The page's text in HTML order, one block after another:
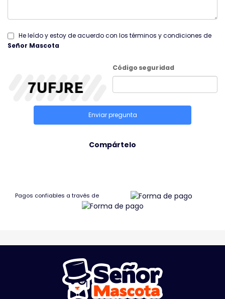
He leído y estoy de acuerdo con los términos y condiciones de
Señor Mascota
Código seguridad
Enviar pregunta
Compártelo
Pagos confiables a través de